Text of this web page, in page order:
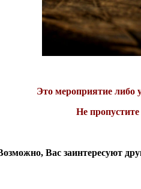
Это мероприятие либо
Не
Вас заинтересуют